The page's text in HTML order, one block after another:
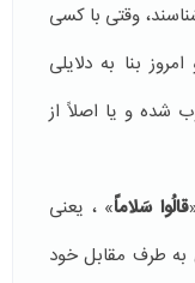
وقتی با کسی
بنا به دلایلی
شده و یا اصلاً از
قالُوا سَلاماً» ، یعنی
به طرف مقابل خود